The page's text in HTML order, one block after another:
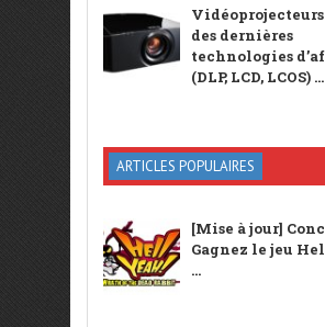
Vidéoprojecteurs
des dernières
technologies
(DLP, LCD, LCOS) ...
ARTICLES POPULAIRES
[Mise à jour]
Gagnez le jeu
...